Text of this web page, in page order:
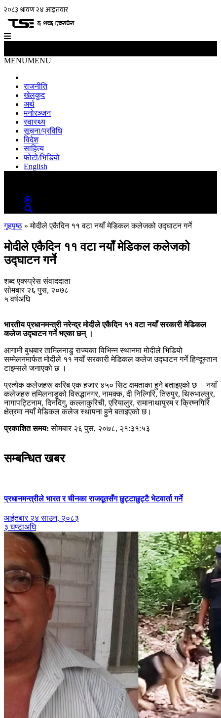
MENUMENU
राजनीति
खेलकुद
अर्थ
मनोरञ्जन
स्वास्थ्य
सूचना/प्रविधि
विदेश
साहित्य
फोटो/भिडियो
English
गृहपृष्ठ »मोदीले एकैदिन ११ वटा नयाँ मेडिकल कलेजको उद्घाटन गर्ने
मोदीले एकैदिन ११ वटा नयाँ मेडिकल कलेजको
उद्घाटन गर्ने
शब्द एक्स्प्रेस संवाददाता
सोमबार २६ पुस, २०७८
५ वर्षअघि
भारतीय प्रधानमन्त्री नरेन्द्र मोदीले एकैदिन ११ वटा नयाँ सरकारी मेडिकल
कलेज उद्घाटन गर्ने भएका छन् ।
आगामी बुधबार तामिलनाडु राज्यका विभिन्न स्थानमा मोदीले भिडियो
सम्मेलनमार्फत मोदीले ११ नयाँ सरकारी मेडिकल कलेज उद्घाटन गर्ने हिन्दूस्तान
टाइम्सले जनाएको छ ।
प्रत्येक कलेजहरू करिब एक हजार ४५० सिट क्षमताका हुने बताइएको छ । नयाँ
कलेजहरु तमिलनाडुको विरुद्धानगर, नामक्क, दी निल्गिरि, तिरुपुर, थिरुभाल्लुर,
नागापट्टिनाम, दिनदिगु, कल्लाकुरिची, एरियालुर, रामानाथापुरम र क्रिष्नगिरि
क्षेत्रमा नयाँ मेडिकल कलेज स्थापना हुने बताइएको छ।
प्रकाशित समय: सोमबार २६ पुस, २०७८, २१:३१:५३
सम्बन्धित खबर
प्रधानमन्त्रीले भारत र चीनका राजदूतसँग छुट्टाछुट्टै भेटवार्ता गर्ने
आईतबार २४ साउन, २०८३
३ घण्टाअघि